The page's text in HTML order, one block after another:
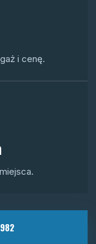
i cenę.